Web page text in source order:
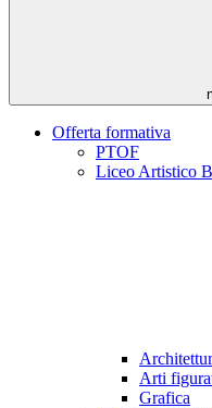
Offerta formativa
PTOF
Liceo Artistico
Arti
Grafica